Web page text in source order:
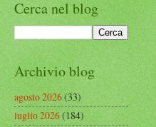
Cerca nel blog
Archivio blog
agosto 2026(33)
luglio 2026(184)